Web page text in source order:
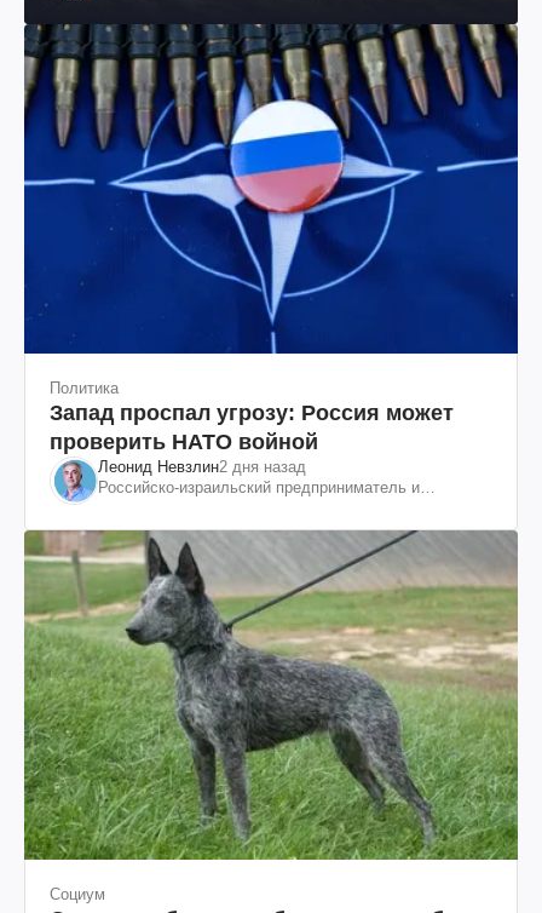
Политика
Запад проспал угрозу: Россия может
проверить НАТО войной
Леонид Невзлин2 дня назад
Российско-израильский предприниматель и
"ЮКОСа"
Социум